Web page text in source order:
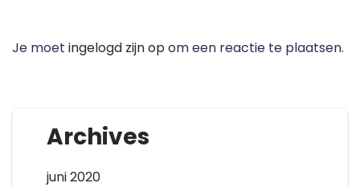
Je moet ingelogd zijn opom een reactie te plaatsen.
Archives
juni 2020